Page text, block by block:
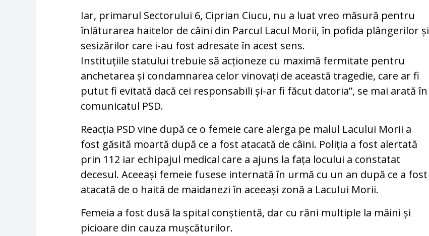
Iar, primarul Sectorului 6, Ciprian Ciucu, nu a luat vreo măsură pentru
înlăturarea haitelor de câini din Parcul Lacul Morii, în pofida plângerilor și
sesizărilor care i-au fost adresate în acest sens.
Instituțiile statului trebuie să acționeze cu maximă fermitate pentru
anchetarea și condamnarea celor vinovați de această tragedie, care ar fi
putut fi evitată dacă cei responsabili și-ar fi făcut datoria”, se mai arată în
comunicatul PSD.
Reacția PSD vine după ce o femeie care alerga pe malul Lacului Morii a
fost găsită moartă după ce a fost atacată de câini. Poliția a fost alertată
prin 112 iar echipajul medical care a ajuns la fața locului a constatat
decesul. Aceeași femeie fusese internată în urmă cu un an după ce a fost
atacată de o haită de maidanezi în aceeași zonă a Lacului Morii.
Femeia a fost dusă la spital conștientă, dar cu răni multiple la mâini și
picioare din cauza mușcăturilor.